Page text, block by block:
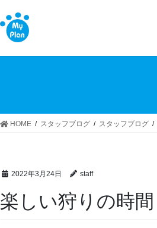
HOME スタッフブログ スタッフブログ
2022年3月24日 staff
楽しい狩りの時間